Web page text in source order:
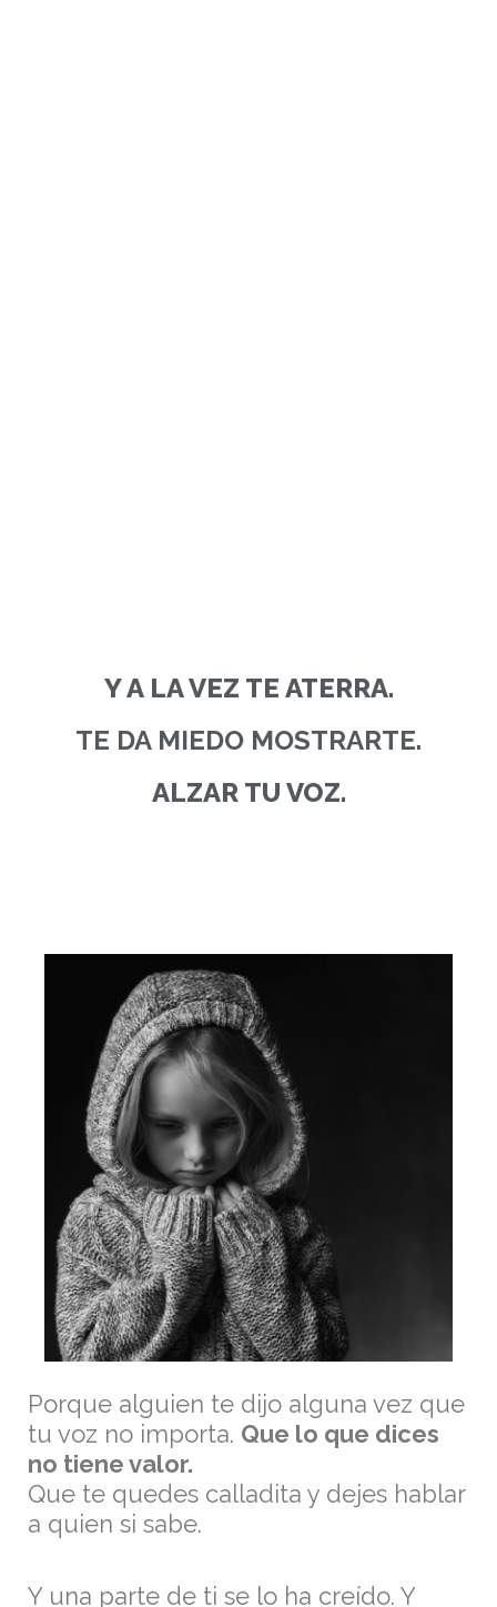
Y A LA VEZ TE ATERRA.
TE DA MIEDO MOSTRARTE.
ALZAR TU VOZ.
Porque alguien te dijo alguna vez que
tu voz no importa. Que lo que dices
no tiene valor.
Que te quedes calladita y dejes hablar
a quien si sabe.
Y una parte de ti se lo ha creído. Y